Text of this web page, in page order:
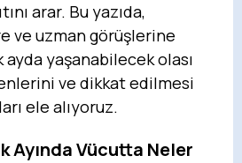
arar. Bu yazıda,
ve uzman görüşlerine
ayda yaşanabilecek olası
ve dikkat edilmesi
ele alıyoruz.
Ayında Vücutta Neler